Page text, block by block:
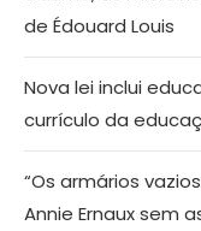
de Édouard Louis
Nova lei inclui
currículo da
“Os armários
Annie Ernaux sem